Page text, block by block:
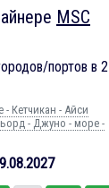
MSC
портов в 2
- Кетчикан - Айси
- Джуно - море -